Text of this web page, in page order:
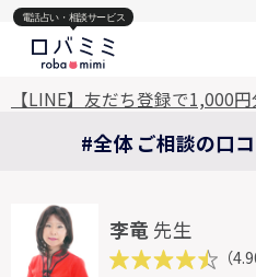
電話占い・相談サービス
【LINE】友だち登録で1,000
#全体 ご相談の口
李竜 先生
（